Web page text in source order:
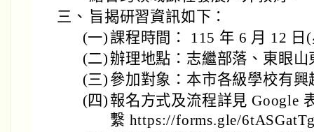
三、 旨揭研習資訊如下：
(一)課程時間： 115 年 6 月 12 日
(二)辦理地點：志繼部落、東眼
(三) 參加對象：本市各級學校有興
(四) 報名方式及流程詳見 Google
繫 https://forms.gle/